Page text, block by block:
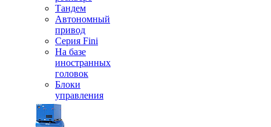
Тандем
Автономный
привод
Серия Fini
На базе
иностранных
головок
Блоки
управления